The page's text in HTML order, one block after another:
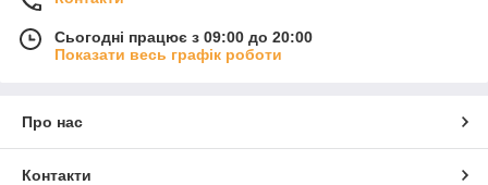
Сьогодні працює з 09:00 до 20:00
Показати весь графік роботи
Про нас
Контакти